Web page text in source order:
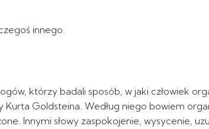
innego.
którzy badali sposób, w jaki człowiek
Goldsteina. Według niego bowiem
Innymi słowy zaspokojenie, wysycenie,